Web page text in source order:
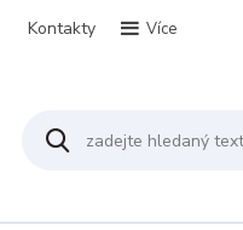
Kontakty Více